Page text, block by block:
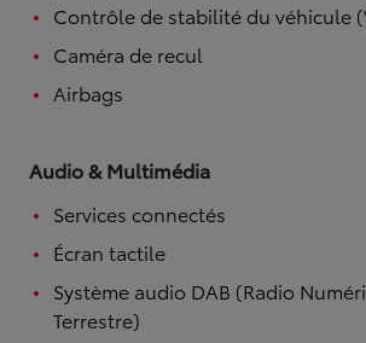
Contrôle de stabilité du véhicule
Caméra de recul
Airbags
Audio & Multimédia
Services connectés
Écran tactile
Système audio DAB (Radio
Terrestre)